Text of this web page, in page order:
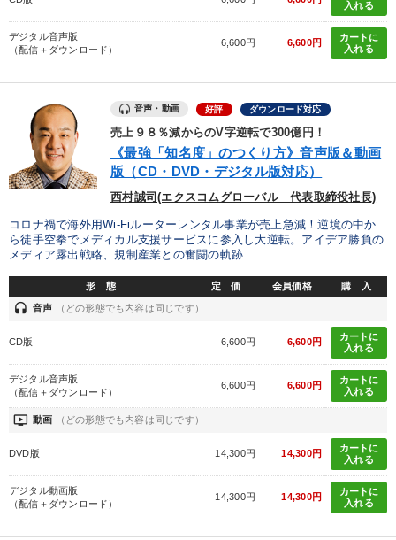
入れる
デジタル音声版
（配信＋ダウンロード）
6,600円 6,600円
カートに
入れる
音声・動画 好評 ダウンロード対応
売上９８％減からのV字逆転で300億円！
《最強「知名度」のつくり方》音声版＆動画
版（CD・DVD・デジタル版対応）
西村誠司(エクスコムグローバル 代表取締役社長)
コロナ禍で海外用Wi-Fiルーターレンタル事業が売上急減！逆境の中か
ら徒手空拳でメディカル支援サービスに参入し大逆転。アイデア勝負の
メディア露出戦略、規制産業との奮闘の軌跡 ...
形 態 定 価 会員価格 購 入
headset 音声 （どの形態でも内容は同じです）
CD版 6,600円 6,600円
カートに
入れる
デジタル音声版
（配信＋ダウンロード）
6,600円 6,600円
カートに
入れる
ondemand_video 動画 （どの形態でも内容は同じです）
DVD版 14,300円 14,300円
カートに
入れる
デジタル動画版
（配信＋ダウンロード）
14,300円 14,300円
カートに
入れる